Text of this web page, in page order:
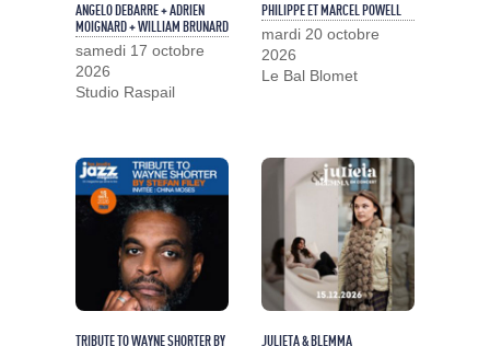
ANGELO DEBARRE + ADRIEN
MOIGNARD + WILLIAM BRUNARD
samedi 17 octobre
2026
Studio Raspail
PHILIPPE ET MARCEL POWELL
mardi 20 octobre
2026
Le Bal Blomet
TRIBUTE TO WAYNE SHORTER BY
JULIETA & BLEMMA